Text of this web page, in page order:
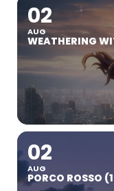
02
AUG
WEATHERING
02
AUG
PORCO ROSSO